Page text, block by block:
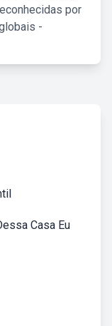
por
-
Casa Eu